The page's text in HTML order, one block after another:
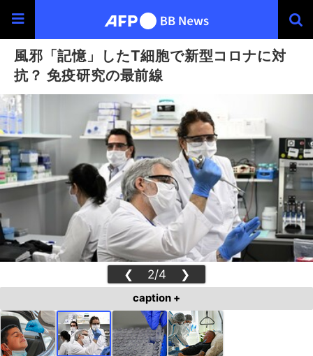
風邪「記憶」したT細胞で新型コロナに対
抗？ 免疫研究の最前線
❮ 2/4 ❯
caption +